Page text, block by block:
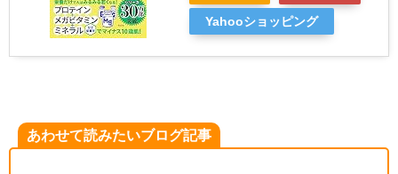
Yahooショッピング
あわせて読みたいブログ記事